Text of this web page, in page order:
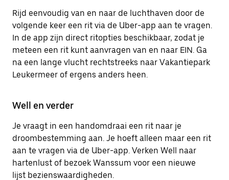
Rijd eenvoudig van en naar de luchthaven door de
volgende keer een rit via de Uber-app aan te vragen.
In de app zijn direct ritopties beschikbaar, zodat je
meteen een rit kunt aanvragen van en naar EIN. Ga
na een lange vlucht rechtstreeks naar Vakantiepark
Leukermeer of ergens anders heen.
Well en verder
Je vraagt in een handomdraai een rit naar je
droombestemming aan. Je hoeft alleen maar een rit
aan te vragen via de Uber-app. Verken Well naar
hartenlust of bezoek Wanssum voor een nieuwe
lijst bezienswaardigheden.